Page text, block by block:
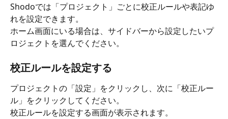
Shodoでは「プロジェクト」ごとに校正ルールや表記ゆ
れを設定できます。
ホーム画面にいる場合は、サイドバーから設定したいプ
ロジェクトを選んでください。
校正ルールを設定する
プロジェクトの「設定」をクリックし、次に「校正ルー
ル」をクリックしてください。
校正ルールを設定する画面が表示されます。